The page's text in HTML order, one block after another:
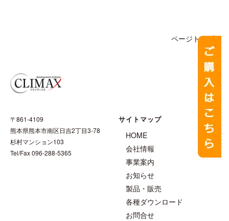
ページトップへ
〒861-4109
熊本県熊本市南区日吉2丁目3-78
杉村マンション103
Tel/Fax 096-288-5365
サイトマップ
HOME
会社情報
事業案内
お知らせ
製品・販売
各種ダウンロード
お問合せ